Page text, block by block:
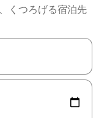
くつろげる宿泊先
ーを使って移動するか